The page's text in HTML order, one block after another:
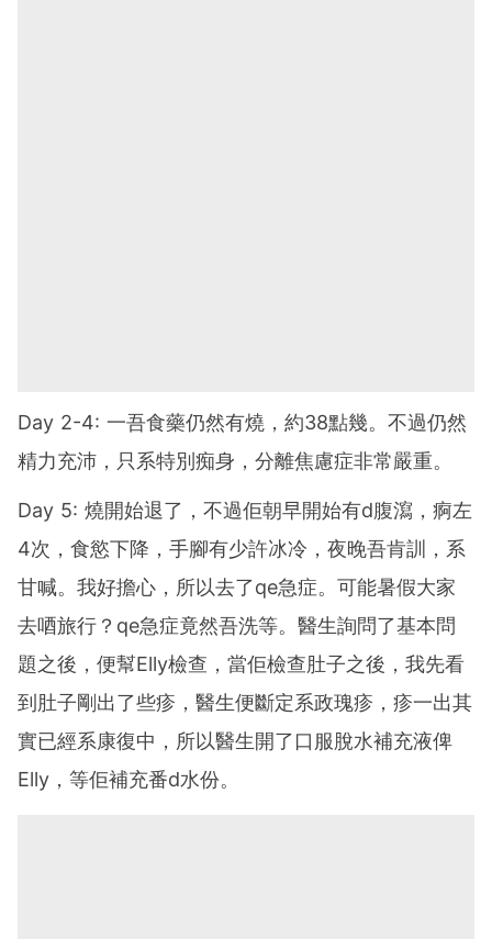
Day 2-4: 一吾食藥仍然有燒，約38點幾。不過仍然
精力充沛，只系特別痴身，分離焦慮症非常嚴重。
Day 5: 燒開始退了，不過佢朝早開始有d腹瀉，痾左
4次，食慾下降，手腳有少許冰冷，夜晚吾肯訓，系
甘喊。我好擔心，所以去了qe急症。可能暑假大家
去唒旅行？qe急症竟然吾洗等。醫生詢問了基本問
題之後，便幫Elly檢查，當佢檢查肚子之後，我先看
到肚子剛出了些疹，醫生便斷定系政瑰疹，疹一出其
實已經系康復中，所以醫生開了口服脫水補充液俾
Elly，等佢補充番d水份。